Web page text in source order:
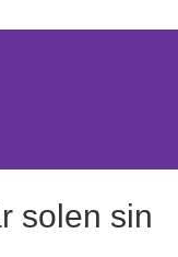
solen sin